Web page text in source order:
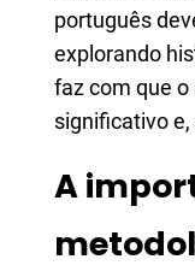
português
explorando
faz com que
significativo
A